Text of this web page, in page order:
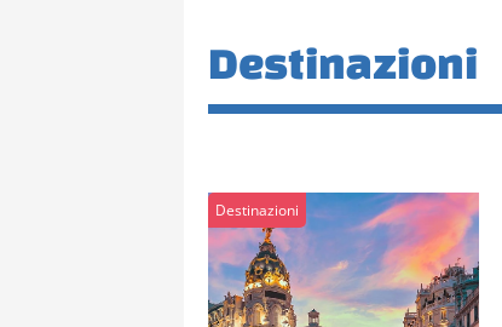
Destinazioni
Destinazioni